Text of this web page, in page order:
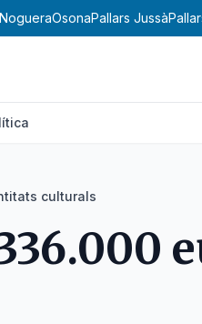
NogueraOsonaPallars Jussà
culturals